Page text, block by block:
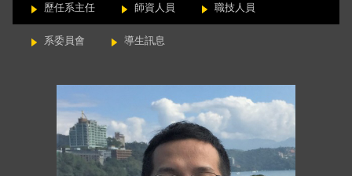
歷任系主任 師資人員 職技人員
系委員會 導生訊息